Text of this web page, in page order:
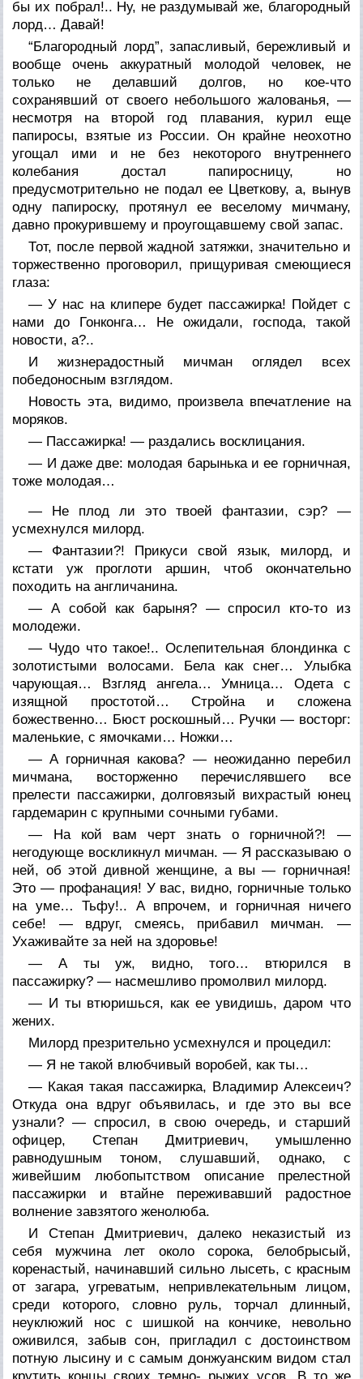
бы их побрал!.. Ну, не раздумывай же, благородный
лорд… Давай!
“Благородный лорд”, запасливый, бережливый и
вообще очень аккуратный молодой человек, не
только не делавший долгов, но кое-что
сохранявший от своего небольшого жалованья, —
несмотря на второй год плавания, курил еще
папиросы, взятые из России. Он крайне неохотно
угощал ими и не без некоторого внутреннего
колебания достал папиросницу, но
предусмотрительно не подал ее Цветкову, а, вынув
одну папироску, протянул ее веселому мичману,
давно прокурившему и проугощавшему свой запас.
Тот, после первой жадной затяжки, значительно и
торжественно проговорил, прищуривая смеющиеся
глаза:
— У нас на клипере будет пассажирка! Пойдет с
нами до Гонконга… Не ожидали, господа, такой
новости, а?..
И жизнерадостный мичман оглядел всех
победоносным взглядом.
Новость эта, видимо, произвела впечатление на
моряков.
— Пассажирка! — раздались восклицания.
— И даже две: молодая барынька и ее горничная,
тоже молодая…
— Не плод ли это твоей фантазии, сэр? —
усмехнулся милорд.
— Фантазии?! Прикуси свой язык, милорд, и
кстати уж проглоти аршин, чтоб окончательно
походить на англичанина.
— А собой как барыня? — спросил кто-то из
молодежи.
— Чудо что такое!.. Ослепительная блондинка с
золотистыми волосами. Бела как снег… Улыбка
чарующая… Взгляд ангела… Умница… Одета с
изящной простотой… Стройна и сложена
божественно… Бюст роскошный… Ручки — восторг:
маленькие, с ямочками… Ножки…
— А горничная какова? — неожиданно перебил
мичмана, восторженно перечислявшего все
прелести пассажирки, долговязый вихрастый юнец
гардемарин с крупными сочными губами.
— На кой вам черт знать о горничной?! —
негодующе воскликнул мичман. — Я рассказываю о
ней, об этой дивной женщине, а вы — горничная!
Это — профанация! У вас, видно, горничные только
на уме… Тьфу!.. А впрочем, и горничная ничего
себе! — вдруг, смеясь, прибавил мичман. —
Ухаживайте за ней на здоровье!
— А ты уж, видно, того… втюрился в
пассажирку? — насмешливо промолвил милорд.
— И ты втюришься, как ее увидишь, даром что
жених.
Милорд презрительно усмехнулся и процедил:
— Я не такой влюбчивый воробей, как ты…
— Какая такая пассажирка, Владимир Алексеич?
Откуда она вдруг объявилась, и где это вы все
узнали? — спросил, в свою очередь, и старший
офицер, Степан Дмитриевич, умышленно
равнодушным тоном, слушавший, однако, с
живейшим любопытством описание прелестной
пассажирки и втайне переживавший радостное
волнение завзятого женолюба.
И Степан Дмитриевич, далеко неказистый из
себя мужчина лет около сорока, белобрысый,
коренастый, начинавший сильно лысеть, с красным
от загара, угреватым, непривлекательным лицом,
среди которого, словно руль, торчал длинный,
неуклюжий нос с шишкой на кончике, невольно
оживился, забыв сон, пригладил с достоинством
потную лысину и с самым донжуанским видом стал